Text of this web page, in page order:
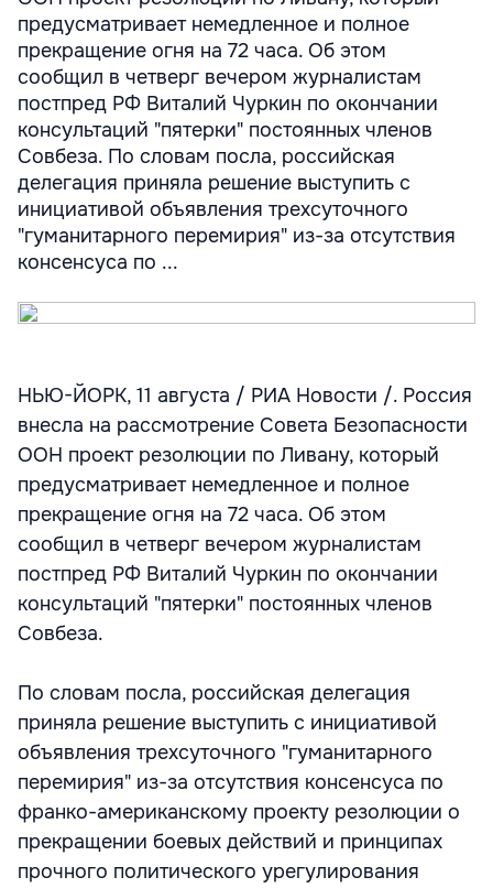
предусматривает немедленное и полное
прекращение огня на 72 часа. Об этом
сообщил в четверг вечером журналистам
постпред РФ Виталий Чуркин по окончании
консультаций "пятерки" постоянных членов
Совбеза. По словам посла, российская
делегация приняла решение выступить с
инициативой объявления трехсуточного
"гуманитарного перемирия" из-за отсутствия
консенсуса по ...
НЬЮ-ЙОРК, 11 августа / РИА Новости /. Россия
внесла на рассмотрение Совета Безопасности
ООН проект резолюции по Ливану, который
предусматривает немедленное и полное
прекращение огня на 72 часа. Об этом
сообщил в четверг вечером журналистам
постпред РФ Виталий Чуркин по окончании
консультаций "пятерки" постоянных членов
Совбеза.
По словам посла, российская делегация
приняла решение выступить с инициативой
объявления трехсуточного "гуманитарного
перемирия" из-за отсутствия консенсуса по
франко-американскому проекту резолюции о
прекращении боевых действий и принципах
прочного политического урегулирования